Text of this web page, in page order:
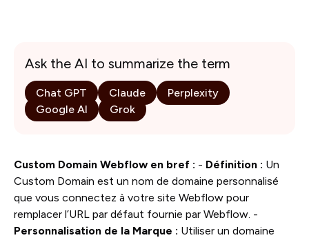
Ask the AI to summarize the term
Chat GPT Claude
Perplexity
Google AI
Grok
Custom Domain Webflow en bref : - Définition : Un
Custom Domain est un nom de domaine personnalisé
que vous connectez à votre site Webflow pour
remplacer l’URL par défaut fournie par Webflow. -
Personnalisation de la Marque : Utiliser un domaine